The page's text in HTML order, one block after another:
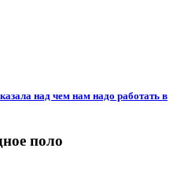
над чем нам надо работать в
поло